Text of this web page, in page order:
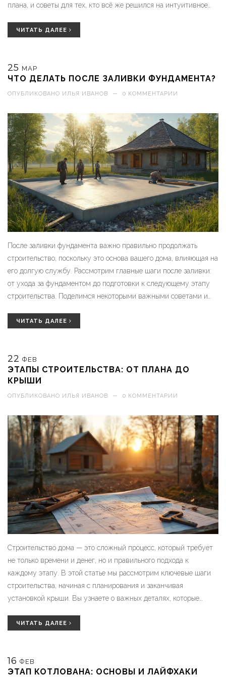
плана, и советы для тех, кто всё же решился на интуитивное
строительства без плана и их последствия. Читатели узнают,
ЧИТАТЬ ДАЛЕЕ
25 МАР
ЧТО ДЕЛАТЬ ПОСЛЕ ЗАЛИВКИ ФУНДАМЕНТА?
ОПУБЛИКОВАНО ИЛЬЯ ИВАНОВ — 0 КОММЕНТАРИИ
После заливки фундамента важно правильно продолжать
строительство, поскольку это основа вашего дома, влияющая на
его долгую службу. Рассмотрим главные шаги после заливки:
от ухода за фундаментом до подготовки к следующему этапу
строительства. Поделимся некоторыми важными советами и
долговечности вашего дома. Важно также правильно
упустить важные нюансы.
ЧИТАТЬ ДАЛЕЕ
22 ФЕВ
ЭТАПЫ СТРОИТЕЛЬСТВА: ОТ ПЛАНА ДО
КРЫШИ
ОПУБЛИКОВАНО ИЛЬЯ ИВАНОВ — 0 КОММЕНТАРИИ
Строительство дома — это сложный процесс, который требует
не только времени и денег, но и правильного подхода к
каждому этапу. В этой статье мы рассмотрим ключевые шаги
строительства, начиная с планирования и заканчивая
установкой крыши. Вы узнаете о важных деталях, которые
полезно для тех, кто решился на строительство и хочет подойти
ЧИТАТЬ ДАЛЕЕ
16 ФЕВ
ЭТАП КОТЛОВАНА: ОСНОВЫ И ЛАЙФХАКИ